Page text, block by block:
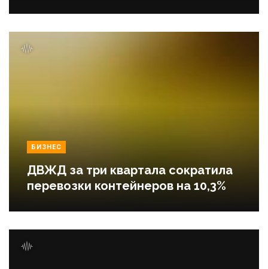
БИЗНЕС
ДВЖД за три квартала сократила
перевозки контейнеров на 10,3%